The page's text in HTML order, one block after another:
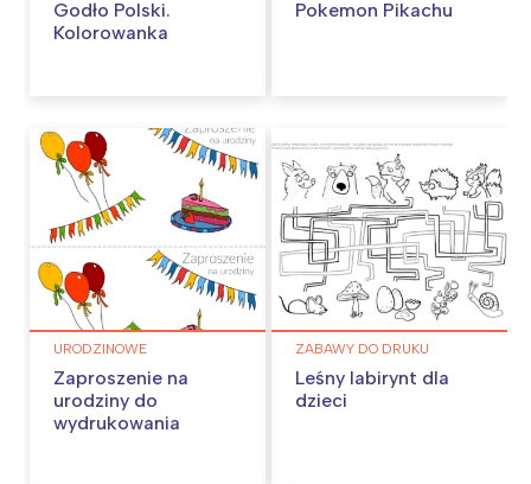
Godło Polski.
Kolorowanka
Pokemon Pikachu
URODZINOWE
Zaproszenie na
urodziny do
wydrukowania
ZABAWY DO DRUKU
Leśny labirynt dla
dzieci